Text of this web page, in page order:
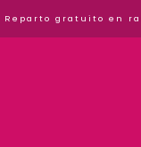
Reparto gratuito en